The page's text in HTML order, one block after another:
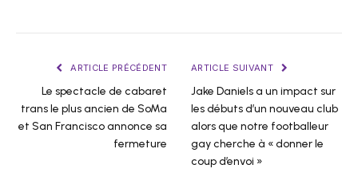
ARTICLE PRÉCÉDENT
Le spectacle de cabaret
trans le plus ancien de SoMa
et San Francisco annonce sa
fermeture
ARTICLE SUIVANT
Jake Daniels a un impact sur
les débuts d’un nouveau club
alors que notre footballeur
gay cherche à « donner le
coup d’envoi »